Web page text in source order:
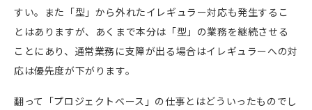
すい。また「型」から外れたイレギュラー対応も発生するこ
とはありますが、あくまで本分は「型」の業務を継続させる
ことにあり、通常業務に支障が出る場合はイレギュラーへの対
応は優先度が下がります。
翻って「プロジェクトベース」の仕事とはどういったものでし